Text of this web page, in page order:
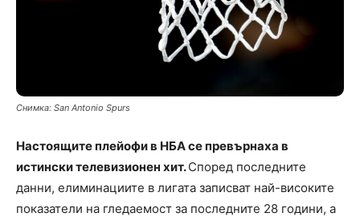
Снимка: San Antonio Spurs
Настоящите плейофи в НБА се превърнаха в
истински телевизионен хит.Според последните
данни, елиминациите в лигата записват най-високите
показатели на гледаемост за последните 28 години, а